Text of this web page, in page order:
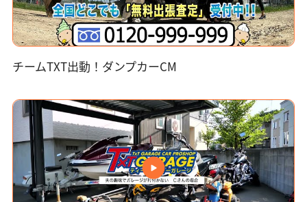
チームTXT出動！ダンプカーCM